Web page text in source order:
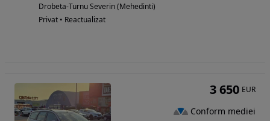
Drobeta-Turnu Severin (Mehedinti)
Privat • Reactualizat
3 650 EUR
Conform mediei